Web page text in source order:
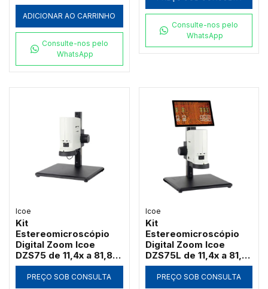
ADICIONAR AO CARRINHO
Consulte-nos pelo
WhatsApp
Consulte-nos pelo
WhatsApp
Icoe
Kit
Estereomicroscópio
Digital Zoom Icoe
DZS75 de 11,4x a 81,8x
Câmera 4MP Anel LED
HDMI Wi-Fi (Sem Tela)
PREÇO SOB CONSULTA
Icoe
Kit
Estereomicroscópio
Digital Zoom Icoe
DZS75L de 11,4x a 81,8x
Tela Touch 10" 4MP
Anel LED HDMI Wi-Fi
PREÇO SOB CONSULTA